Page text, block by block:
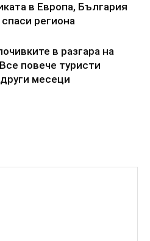
в Европа, България
региона
в разгара на
повече туристи
месеци